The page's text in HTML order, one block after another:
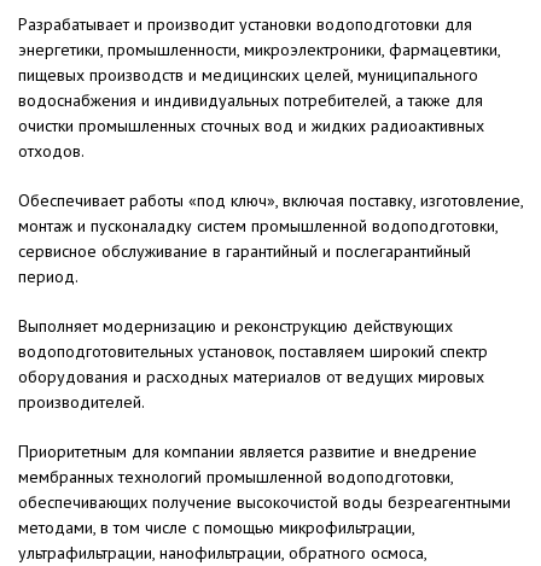
Разрабатывает и производит установки водоподготовки для
энергетики, промышленности, микроэлектроники, фармацевтики,
пищевых производств и медицинских целей, муниципального
водоснабжения и индивидуальных потребителей, а также для
очистки промышленных сточных вод и жидких радиоактивных
отходов.
Обеспечивает работы «под ключ», включая поставку, изготовление,
монтаж и пусконаладку систем промышленной водоподготовки,
сервисное обслуживание в гарантийный и послегарантийный
период.
Выполняет модернизацию и реконструкцию действующих
водоподготовительных установок, поставляем широкий спектр
оборудования и расходных материалов от ведущих мировых
производителей.
Приоритетным для компании является развитие и внедрение
мембранных технологий промышленной водоподготовки,
обеспечивающих получение высокочистой воды безреагентными
методами, в том числе с помощью микрофильтрации,
ультрафильтрации, нанофильтрации, обратного осмоса,